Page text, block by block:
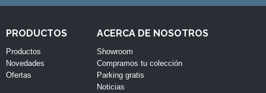
PRODUCTOS
Productos
Novedades
Ofertas
ACERCA DE NOSOTROS
Showroom
Compramos tu colección
Parking gratis
Noticias